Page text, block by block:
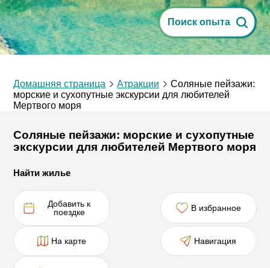
Поиск опыта
Домашняя страница Атракции
Соляные пейзажи:
морские и сухопутные экскурсии для любителей
Мертвого моря
Соляные пейзажи: морские и сухопутные
экскурсии для любителей Мертвого моря
Найти жилье
Добавить к
поездке
В избранное
На карте Навигация